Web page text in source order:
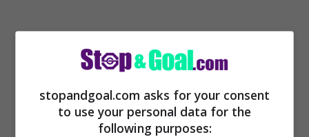
stopandgoal.com asks for your consent
to use your personal data for the
following purposes: